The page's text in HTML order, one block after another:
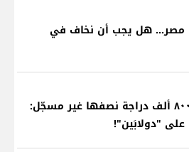
مصر... هل يجب أن نخاف في
أكثر من ٨٠٠ ألف دراجة نصفها غير مسجّل:
"دولابَين"!